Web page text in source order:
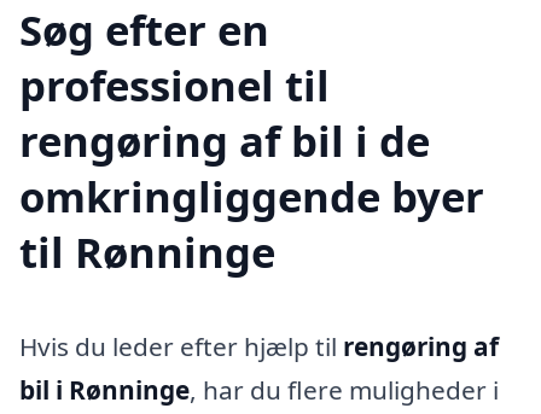
Søg efter en
professionel til
rengøring af bil i de
omkringliggende byer
til Rønninge
Hvis du leder efter hjælp til rengøring af
bil i Rønninge, har du flere muligheder i